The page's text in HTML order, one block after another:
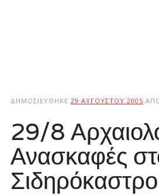
ΔΗΜΟΣΙΕΎΘΗΚΕ 29 ΑΥΓΟΎΣΤΟΥ 2005
29/8
Ανασκαφές
Σιδηρόκαστρο